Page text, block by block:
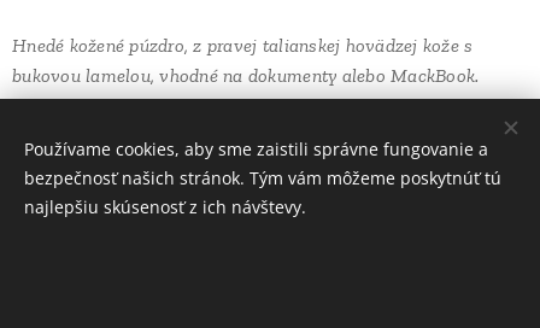
Hnedé kožené púzdro, z pravej talianskej hovädzej kože s
bukovou lamelou, vhodné na dokumenty alebo MackBook.
84,00Kč
Používame cookies, aby sme zaistili správne fungovanie a
bezpečnosť našich stránok. Tým vám môžeme poskytnúť tú
najlepšiu skúsenosť z ich návštevy.